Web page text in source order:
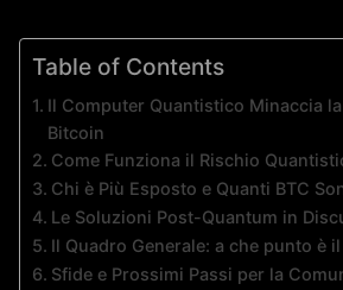
Table of Contents
Il Computer Quantistico Minaccia
Bitcoin
Come Funziona il Rischio
Chi è Più Esposto e Quanti BTC
Le Soluzioni Post-Quantum in
Il Quadro Generale: a che punto è
Sfide e Prossimi Passi per la